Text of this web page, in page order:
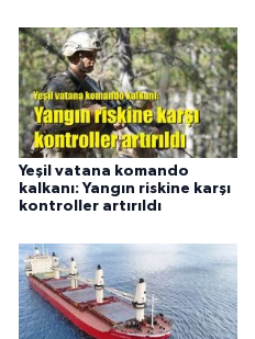
Yeşil vatana komando
kalkanı: Yangın riskine karşı
kontroller artırıldı